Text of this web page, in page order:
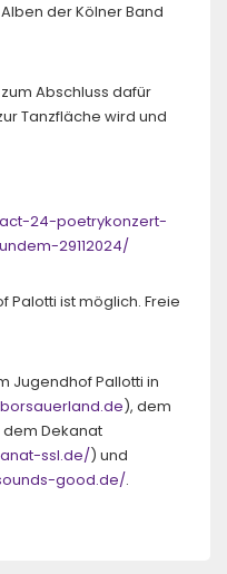
der Kölner Band
Abschluss dafür
Tanzfläche wird und
24-poetrykonzert-
29112024/
Palotti ist möglich. Freie
Jugendhof Pallotti in
), dem
Dekanat
ssl.de/) und
good.de/.